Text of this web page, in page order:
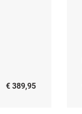
€ 389,95